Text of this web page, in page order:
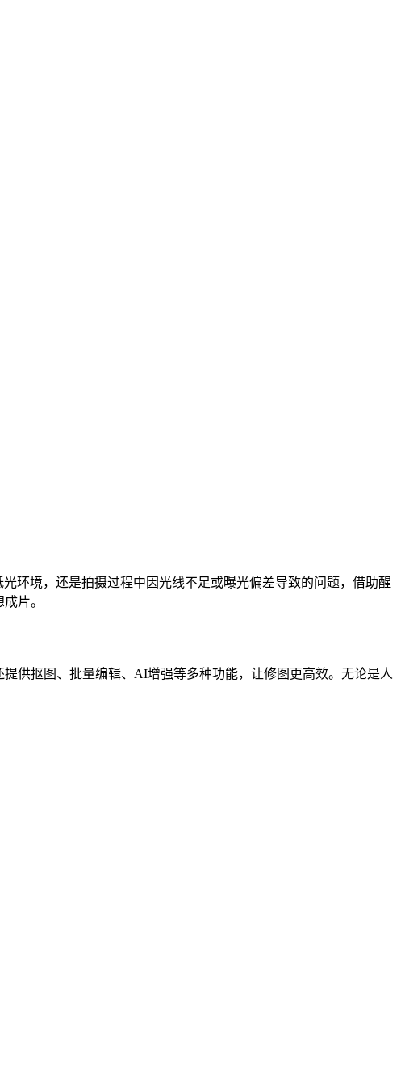
环境，还是拍摄过程中因光线不足或曝光偏差导致的问题，借助醒
片。
供抠图、批量编辑、AI增强等多种功能，让修图更高效。无论是人